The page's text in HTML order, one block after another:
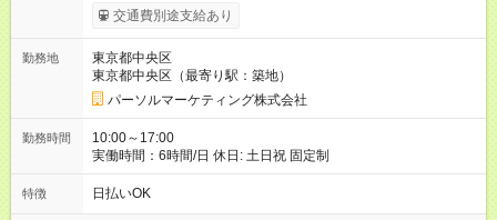
間なし交通費別途支給あり
勤務地
東京都中央区
東京都中央区（最寄り駅：築地）
パーソルマーケティング株式会社
勤務時間
10:00～17:00
実働時間：6時間/日 休日: 土日祝 固定制
特徴 日払いOK